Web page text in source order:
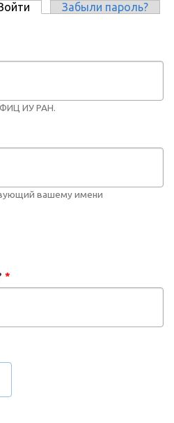
(активная вкладка)
Забыли пароль?
ИУ РАН.
вашему имени
*